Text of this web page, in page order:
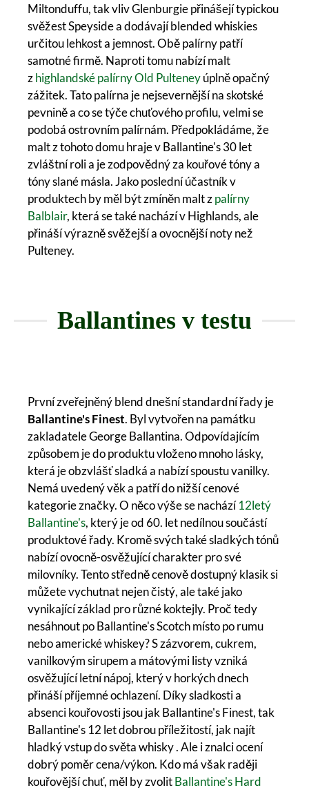
Miltonduffu, tak vliv Glenburgie přinášejí typickou
svěžest Speyside a dodávají blended whiskies
určitou lehkost a jemnost. Obě palírny patří
samotné firmě. Naproti tomu nabízí malt
zhighlandské palírny Old Pulteneyúplně opačný
zážitek. Tato palírna je nejsevernější na skotské
pevnině a co se týče chuťového profilu, velmi se
podobá ostrovním palírnám. Předpokládáme, že
malt z tohoto domu hraje v Ballantine's 30 let
zvláštní roli a je zodpovědný za kouřové tóny a
tóny slané másla. Jako poslední účastník v
produktech by měl být zmíněn malt zpalírny
Balblair, která se také nachází v Highlands, ale
přináší výrazně svěžejší a ovocnější noty než
Pulteney.
Ballantines v testu
První zveřejněný blend dnešní standardní řady je
Ballantine's Finest. Byl vytvořen na památku
zakladatele George Ballantina. Odpovídajícím
způsobem je do produktu vloženo mnoho lásky,
která je obzvlášť sladká a nabízí spoustu vanilky.
Nemá uvedený věk a patří do nižší cenové
kategorie značky. O něco výše se nachází12letý
Ballantine's, který je od 60. let nedílnou součástí
produktové řady. Kromě svých také sladkých tónů
nabízí ovocně-osvěžující charakter pro své
milovníky. Tento středně cenově dostupný klasik si
můžete vychutnat nejen čistý, ale také jako
vynikající základ pro různé koktejly. Proč tedy
nesáhnout po Ballantine's Scotch místo po rumu
nebo americké whiskey? S zázvorem, cukrem,
vanilkovým sirupem a mátovými listy vzniká
osvěžující letní nápoj, který v horkých dnech
přináší příjemné ochlazení. Díky sladkosti a
absenci kouřovosti jsou jak Ballantine's Finest, tak
Ballantine's 12 let dobrou příležitostí, jak najít
hladký vstup do světa whisky . Ale i znalci ocení
dobrý poměr cena/výkon. Kdo má však raději
kouřovější chuť, měl by zvolitBallantine's Hard